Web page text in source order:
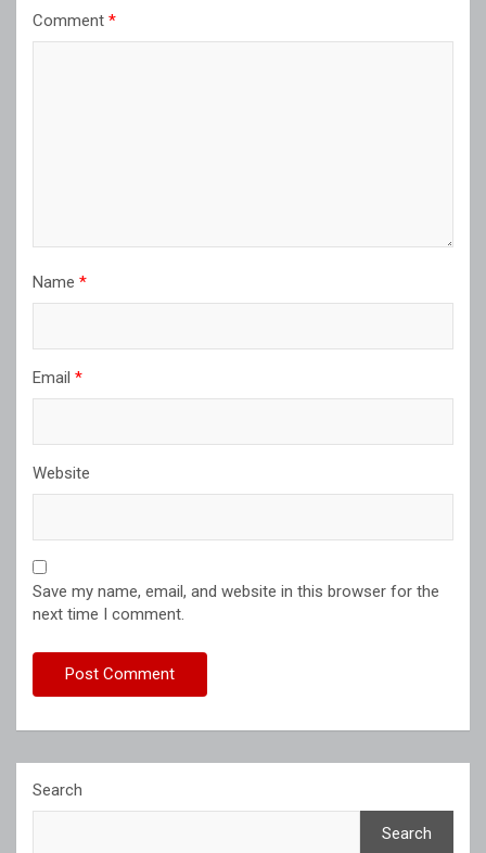
Comment *
Name *
Email *
Website
Save my name, email, and website in this browser for the
next time I comment.
Search
Search